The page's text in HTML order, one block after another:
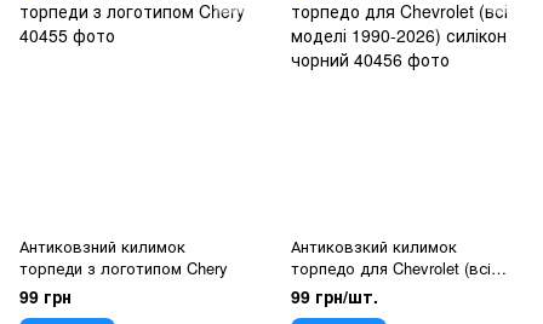
Антиковзний килимок
торпеди з логотипом Chery
99 грн
Антиковзкий килимок
торпедо для Chevrolet (всі
моделі 1990-2026) силікон
чорний
99 грн/шт.